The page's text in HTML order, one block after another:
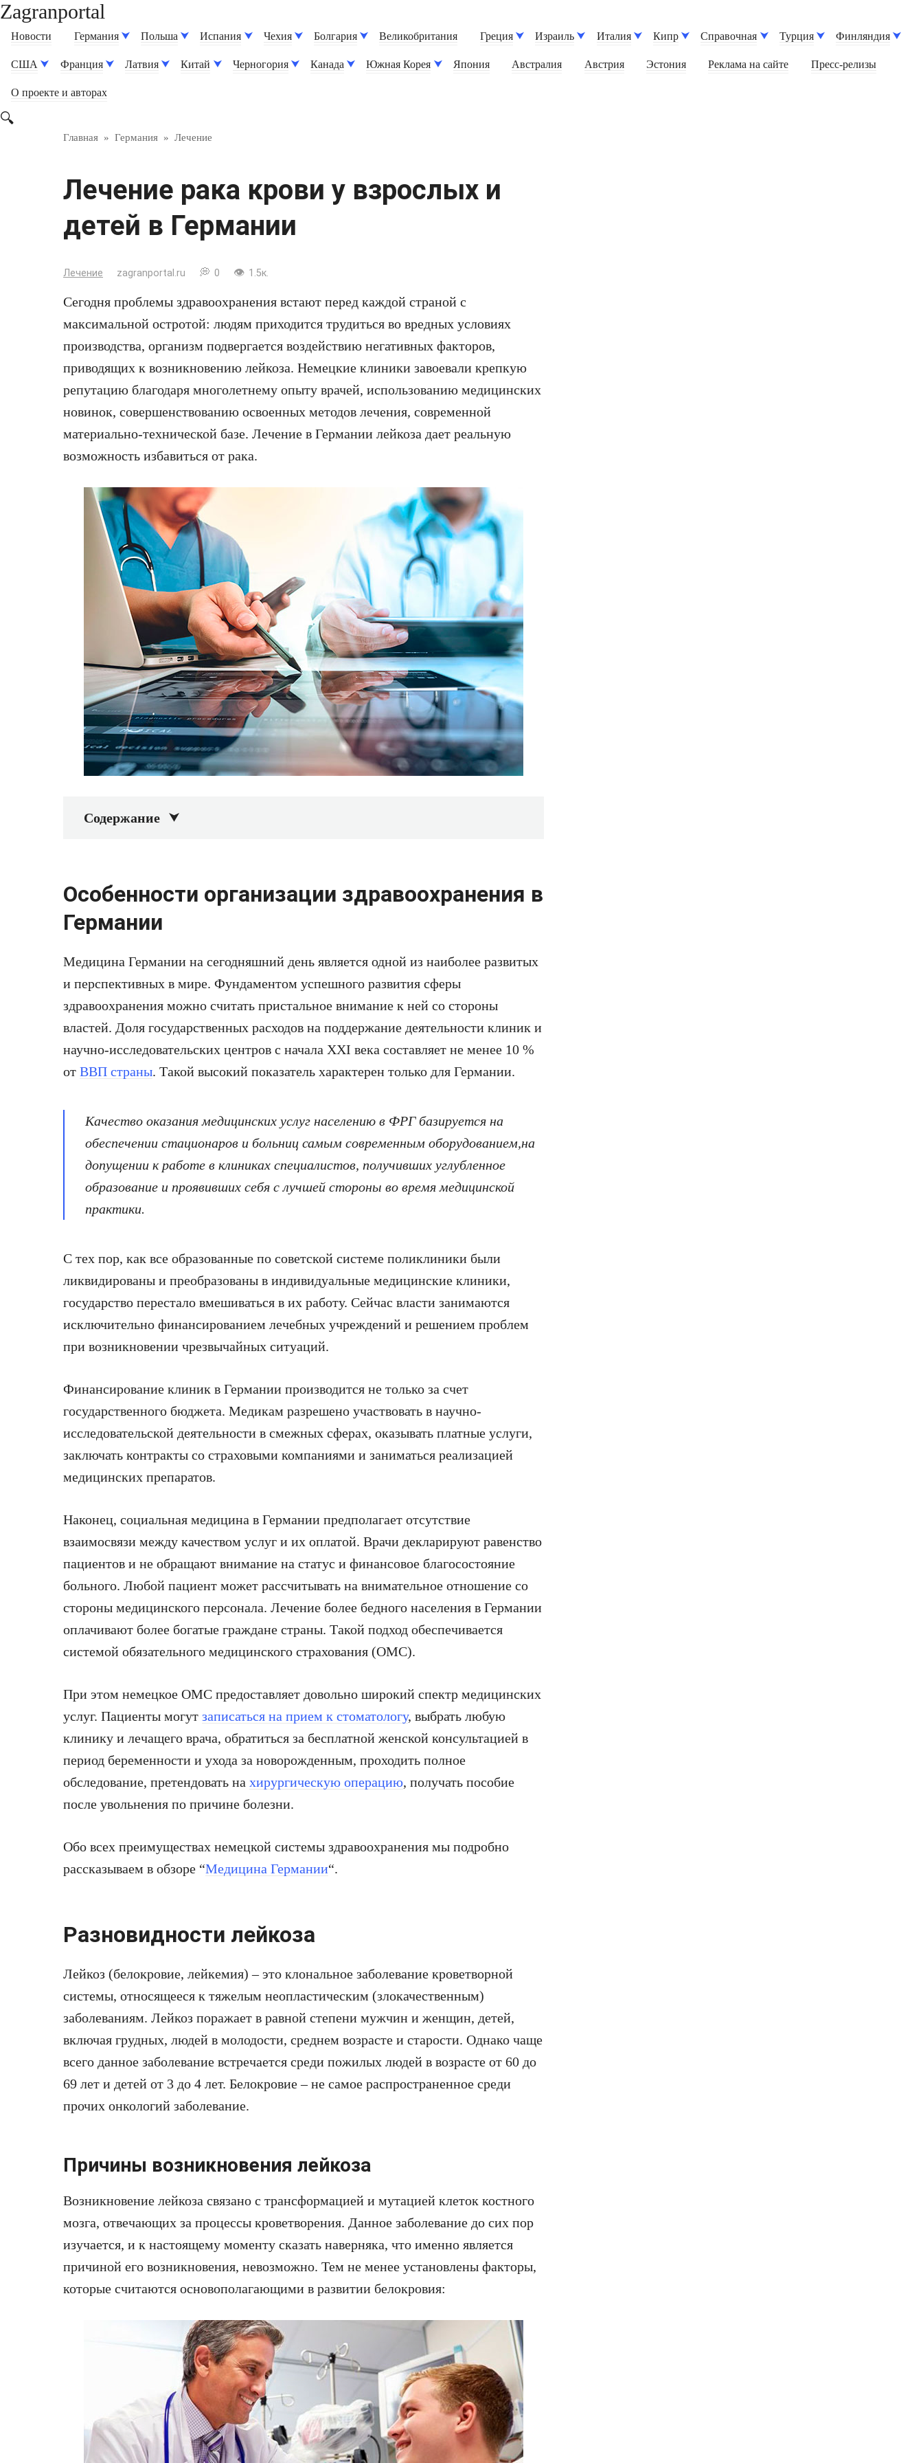
Перейти
Zagranportal
Новости Германия Польша Испания Чехия Болгария Великобритания Греция Израиль Италия Кипр Справочная Турция Финляндия
США Франция Латвия Китай Черногория Канада Южная Корея Япония Австралия Австрия Эстония Реклама на сайте Пресс-релизы
О проекте и авторах
Главная » Германия » Лечение
Лечение рака крови у взрослых и
детей в Германии
Лечение zagranportal.ru 0 1.5к.
Сегодня проблемы здравоохранения встают перед каждой страной с
максимальной остротой: людям приходится трудиться во вредных условиях
производства, организм подвергается воздействию негативных факторов,
приводящих к возникновению лейкоза. Немецкие клиники завоевали крепкую
репутацию благодаря многолетнему опыту врачей, использованию медицинских
новинок, совершенствованию освоенных методов лечения, современной
материально-технической базе. Лечение в Германии лейкоза дает реальную
возможность избавиться от рака.
Содержание
Особенности организации здравоохранения в
Германии
Медицина Германии на сегодняшний день является одной из наиболее развитых
и перспективных в мире. Фундаментом успешного развития сферы
здравоохранения можно считать пристальное внимание к ней со стороны
властей. Доля государственных расходов на поддержание деятельности клиник и
научно-исследовательских центров с начала XXI века составляет не менее 10 %
от ВВП страны. Такой высокий показатель характерен только для Германии.
Качество оказания медицинских услуг населению в ФРГ базируется на
обеспечении стационаров и больниц самым современным оборудованием,на
допущении к работе в клиниках специалистов, получивших углубленное
образование и проявивших себя с лучшей стороны во время медицинской
практики.
С тех пор, как все образованные по советской системе поликлиники были
ликвидированы и преобразованы в индивидуальные медицинские клиники,
государство перестало вмешиваться в их работу. Сейчас власти занимаются
исключительно финансированием лечебных учреждений и решением проблем
при возникновении чрезвычайных ситуаций.
Финансирование клиник в Германии производится не только за счет
государственного бюджета. Медикам разрешено участвовать в научно-
исследовательской деятельности в смежных сферах, оказывать платные услуги,
заключать контракты со страховыми компаниями и заниматься реализацией
медицинских препаратов.
Наконец, социальная медицина в Германии предполагает отсутствие
взаимосвязи между качеством услуг и их оплатой. Врачи декларируют равенство
пациентов и не обращают внимание на статус и финансовое благосостояние
больного. Любой пациент может рассчитывать на внимательное отношение со
стороны медицинского персонала. Лечение более бедного населения в Германии
оплачивают более богатые граждане страны. Такой подход обеспечивается
системой обязательного медицинского страхования (ОМС).
При этом немецкое ОМС предоставляет довольно широкий спектр медицинских
услуг. Пациенты могут записаться на прием к стоматологу, выбрать любую
клинику и лечащего врача, обратиться за бесплатной женской консультацией в
период беременности и ухода за новорожденным, проходить полное
обследование, претендовать на хирургическую операцию, получать пособие
после увольнения по причине болезни.
Обо всех преимуществах немецкой системы здравоохранения мы подробно
рассказываем в обзоре “Медицина Германии“.
Разновидности лейкоза
Лейкоз (белокровие, лейкемия) – это клональное заболевание кроветворной
системы, относящееся к тяжелым неопластическим (злокачественным)
заболеваниям. Лейкоз поражает в равной степени мужчин и женщин, детей,
включая грудных, людей в молодости, среднем возрасте и старости. Однако чаще
всего данное заболевание встречается среди пожилых людей в возрасте от 60 до
69 лет и детей от 3 до 4 лет. Белокровие – не самое распространенное среди
прочих онкологий заболевание.
Причины возникновения лейкоза
Возникновение лейкоза связано с трансформацией и мутацией клеток костного
мозга, отвечающих за процессы кроветворения. Данное заболевание до сих пор
изучается, и к настоящему моменту сказать наверняка, что именно является
причиной его возникновения, невозможно. Тем не менее установлены факторы,
которые считаются основополагающими в развитии белокровия: